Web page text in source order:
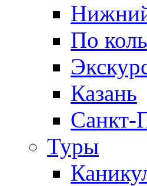
По
Казань
Санкт-
Туры